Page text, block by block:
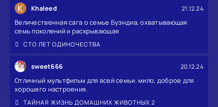
K Khaleed 21.12.24
Величественная сага о семье Буэндиа, охватывающая
семь поколений и раскрывающая
СТО ЛЕТ ОДИНОЧЕСТВА
sweet666 20.12.24
Отличный мультфильм для всей семьи. мило, доброе для
хорошего настроения.
ТАЙНАЯ ЖИЗНЬ ДОМАШНИХ ЖИВОТНЫХ 2